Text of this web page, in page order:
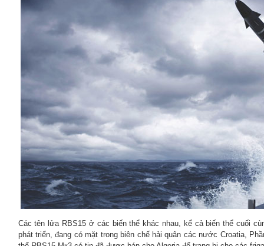
Các tên lửa RBS15 ở các biến thể khác nhau, kể cả biến thể cuối
phát triển, đang có mặt trong biên chế hải quân các nước Croatia,